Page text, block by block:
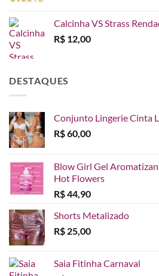
Calcinha VS Strass
R$ 12,00
DESTAQUES
Conjunto Lingerie Cinta
R$60,00
Blow Girl Gel
Hot Flowers
R$44,90
Shorts Metalizado
R$ 25,00
Saia Fitinha Carnaval